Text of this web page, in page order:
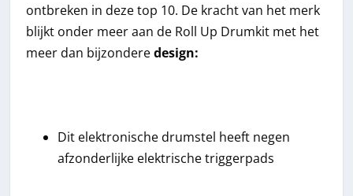
ontbreken in deze top 10. De kracht van het merk
blijkt onder meer aan de Roll Up Drumkit met het
meer dan bijzonderedesign:
Dit elektronische drumstel heeft negen
afzonderlijke elektrische triggerpads